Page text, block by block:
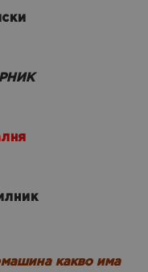
какво има